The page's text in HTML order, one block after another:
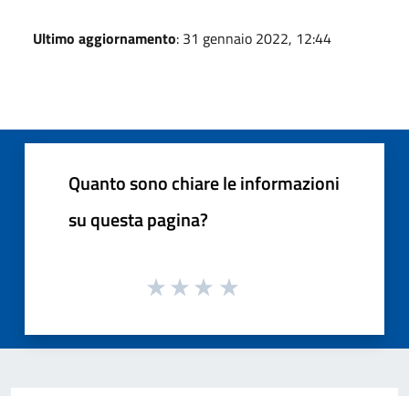
Ultimo aggiornamento: 31 gennaio 2022, 12:44
Quanto sono chiare le informazioni
su questa pagina?